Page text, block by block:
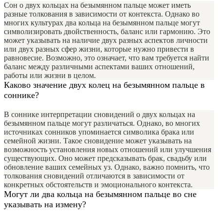
Сон о двух кольцах на безымянном пальце может иметь
разные толкования в зависимости от контекста. Однако во
многих культурах два кольца на безымянном пальце могут
символизировать двойственность, баланс или гармонию. Это
может указывать на наличие двух разных аспектов личности
или двух разных сфер жизни, которые нужно привести в
равновесие. Возможно, это означает, что вам требуется найти
баланс между различными аспектами ваших отношений,
работы или жизни в целом.
Каково значение двух колец на безымянном пальце в
соннике?
В соннике интерпретации сновидений о двух кольцах на
безымянном пальце могут различаться. Однако, во многих
источниках сонников упоминается символика брака или
семейной жизни. Такое сновидение может указывать на
возможность установления новых отношений или улучшения
существующих. Оно может предсказывать брак, свадьбу или
обновление ваших семейных уз. Однако, важно помнить, что
толкования сновидений отличаются в зависимости от
конкретных обстоятельств и эмоционального контекста.
Могут ли два кольца на безымянном пальце во сне
указывать на измену?